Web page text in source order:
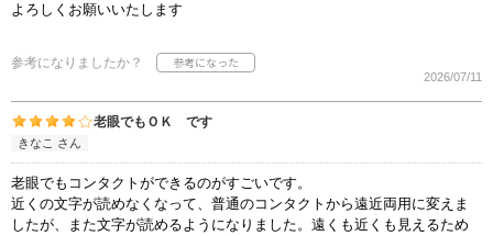
よろしくお願いいたします
参考になりましたか？
2026/07/11
老眼でもＯＫ です
きなこ さん
老眼でもコンタクトができるのがすごいです。
近くの文字が読めなくなって、普通のコンタクトから遠近両用に変えま
したが、また文字が読めるようになりました。遠くも近くも見えるため